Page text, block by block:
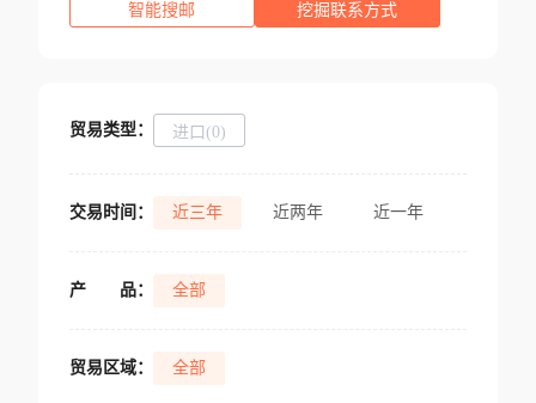
智能搜邮 挖掘联系方式
贸易类型： 进口(0)
交易时间： 近三年 近两年 近一年
产 品： 全部
贸易区域： 全部